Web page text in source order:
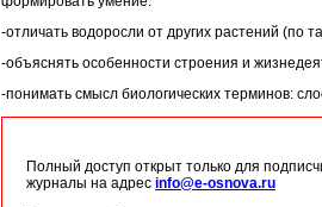
-отличать водоросли от других растений (по
-объяснять особенности строения и
-понимать смысл биологических терминов:
Полный доступ открыт только для
журналы на адрес info@e-osnova.ru